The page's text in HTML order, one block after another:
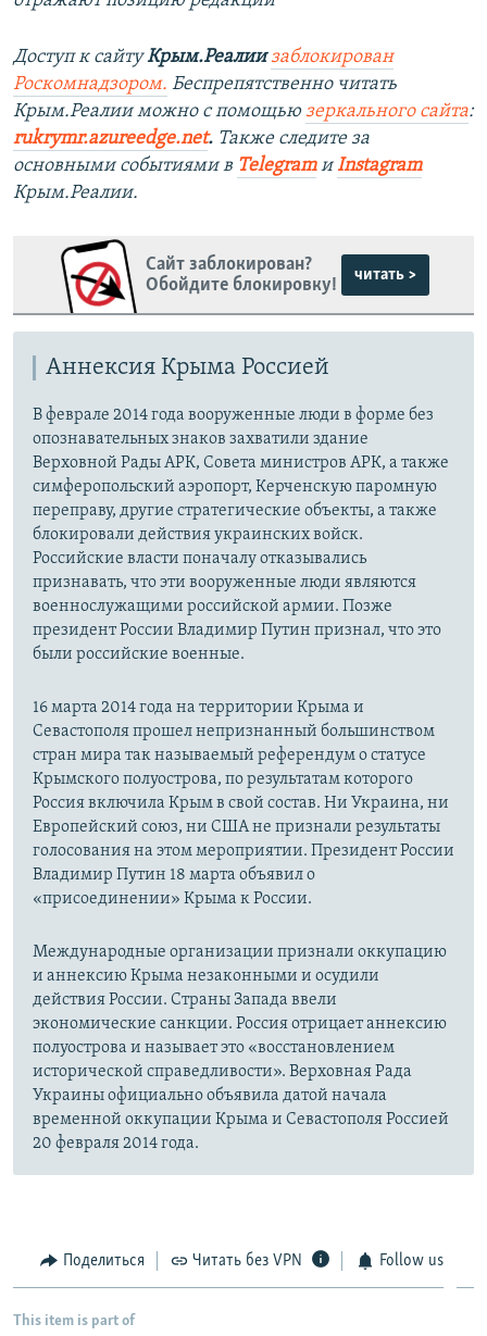
Доступ к сайтуКрым.Реалии заблокирован
Роскомнадзором. Беспрепятственно читать
Крым.Реалии можно с помощью зеркального сайта:
rukrymr.azureedge.net. Также следите за
основными событиями в TelegramиInstagram
Крым.Реалии.
Сайт заблокирован?
Обойдите блокировку!
читать >
Аннексия Крыма Россией
В феврале 2014 года вооруженные люди в форме без
опознавательных знаков захватили здание
Верховной Рады АРК, Совета министров АРК, а также
симферопольский аэропорт, Керченскую паромную
переправу, другие стратегические объекты, а также
блокировали действия украинских войск.
Российские власти поначалу отказывались
признавать, что эти вооруженные люди являются
военнослужащими российской армии. Позже
президент России Владимир Путин признал, что это
были российские военные.
16 марта 2014 года на территории Крыма и
Севастополя прошел непризнанный большинством
стран мира так называемый референдум о статусе
Крымского полуострова, по результатам которого
Россия включила Крым в свой состав. Ни Украина, ни
Европейский союз, ни США не признали результаты
голосования на этом мероприятии. Президент России
Владимир Путин 18 марта объявил о
«присоединении» Крыма к России.
Международные организации признали оккупацию
и аннексию Крыма незаконными и осудили
действия России. Страны Запада ввели
экономические санкции. Россия отрицает аннексию
полуострова и называет это «восстановлением
исторической справедливости». Верховная Рада
Украины официально объявила датой начала
временной оккупации Крыма и Севастополя Россией
20 февраля 2014 года.
Поделиться Читать без VPN Follow us
This item is part of